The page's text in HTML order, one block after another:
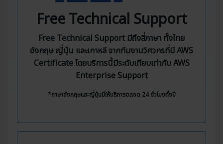
Free Technical Support
Free Technical Support มีถึงสี่ภาษา ทั้งไทย
อังกฤษ ญี่ปุ่น และเกาหลี จากทีมงานวิศวกรที่มี AWS
Certificate โดยบริการนี้มีระดับเทียบเท่ากับ AWS
Enterprise Support
*ภาษาอังกฤษและญี่ปุ่นมีให้บริการตลอด 24 ชั่วโมงทั้งปี